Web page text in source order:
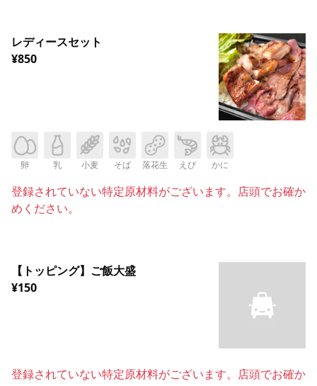
レディースセット
¥850
卵 乳 小麦 そば 落花生 えび かに
登録されていない特定原材料がございます。店頭でお確か
めください。
【トッピング】ご飯大盛
¥150
登録されていない特定原材料がございます。店頭でお確か